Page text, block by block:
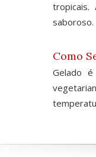
tropicais.
saboroso.
Como
Gelado